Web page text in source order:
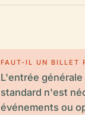
FAUT-IL UN BILLET
L'entrée
standard n'est
événements ou